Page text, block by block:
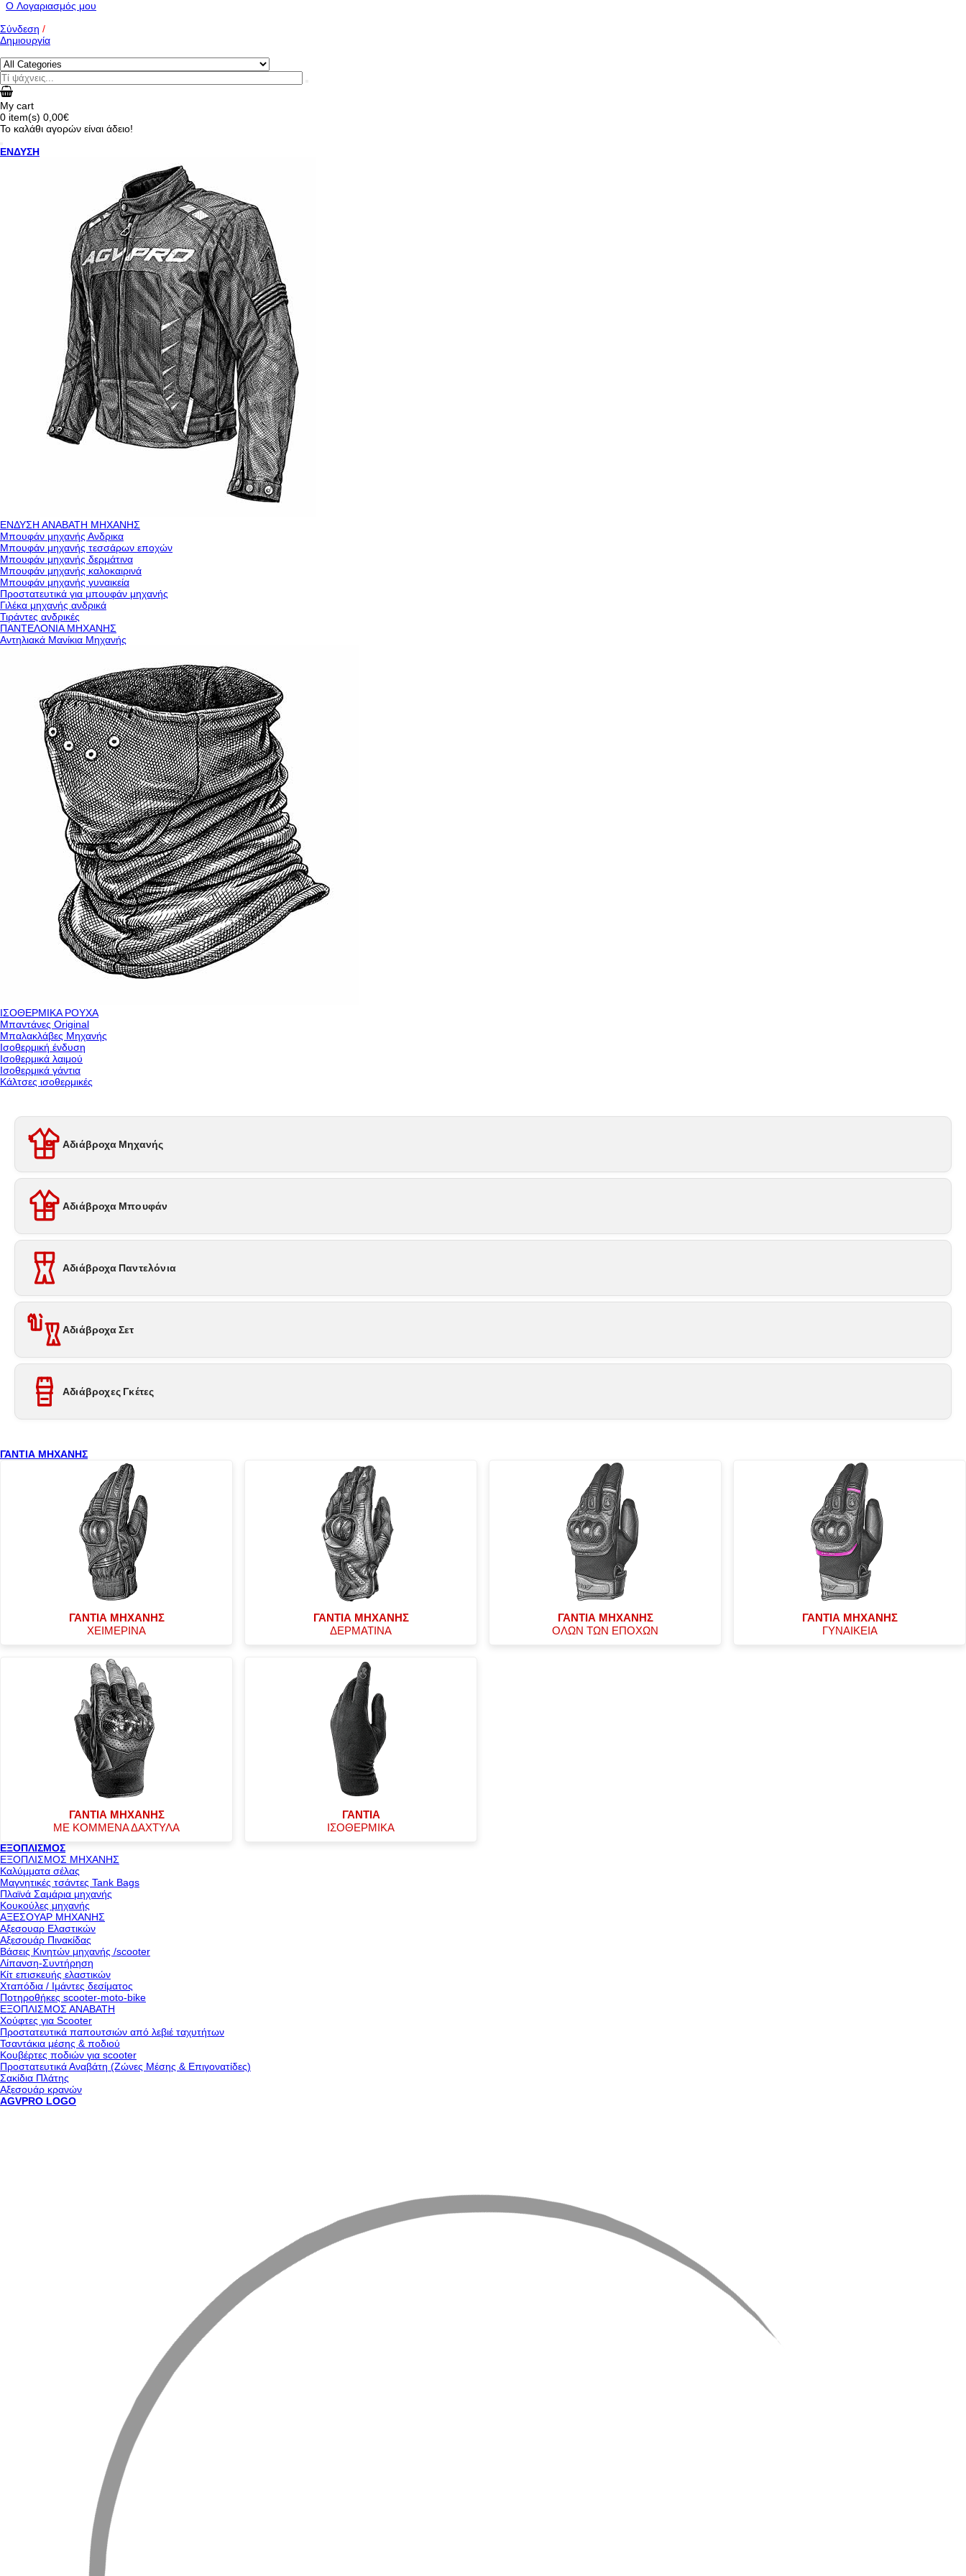
O Λογαριασμός μου
Σύνδεση /
Δημιουργία
My cart
0 item(s) 0,00€
Το καλάθι αγορών είναι άδειο!
ΕΝΔΥΣΗ
ΕΝΔΥΣΗ ΑΝΑΒΑΤΗ ΜΗΧΑΝΗΣ
Μπουφάν μηχανής Ανδρικα
Μπουφάν μηχανής τεσσάρων εποχών
Μπουφάν μηχανής δερμάτινα
Μπουφάν μηχανής καλοκαιρινά
Μπουφάν μηχανής γυναικεία
Προστατευτικά για μπουφάν μηχανής
Γιλέκα μηχανής ανδρικά
Τιράντες ανδρικές
ΠΑΝΤΕΛΟΝΙΑ ΜΗΧΑΝΗΣ
Αντηλιακά Μανίκια Μηχανής
ΙΣΟΘΕΡΜΙΚΑ ΡΟΥΧΑ
Μπαντάνες Original
Μπαλακλάβες Μηχανής
Ισοθερμική ένδυση
Ισοθερμικά λαιμού
Ισοθερμικά γάντια
Κάλτσες ισοθερμικές
Αδιάβροχα Μηχανής
Αδιάβροχα Μπουφάν
Αδιάβροχα Παντελόνια
Αδιάβροχα Σετ
Αδιάβροχες Γκέτες
ΓΑΝΤΙΑ ΜΗΧΑΝΗΣ
ΓΑΝΤΙΑ ΜΗΧΑΝΗΣ
ΧΕΙΜΕΡΙΝΑ
ΓΑΝΤΙΑ ΜΗΧΑΝΗΣ
ΔΕΡΜΑΤΙΝΑ
ΓΑΝΤΙΑ ΜΗΧΑΝΗΣ
ΟΛΩΝ ΤΩΝ ΕΠΟΧΩΝ
ΓΑΝΤΙΑ ΜΗΧΑΝΗΣ
ΓΥΝΑΙΚΕΙΑ
ΓΑΝΤΙΑ ΜΗΧΑΝΗΣ
ΜΕ ΚΟΜΜΕΝΑ ΔΑΧΤΥΛΑ
ΓΑΝΤΙΑ
ΙΣΟΘΕΡΜΙΚΑ
ΕΞΟΠΛΙΣΜΟΣ
ΕΞΟΠΛΙΣΜΟΣ ΜΗΧΑΝΗΣ
Καλύμματα σέλας
Μαγνητικές τσάντες Tank Bags
Πλαϊνά Σαμάρια μηχανής
Κουκούλες μηχανής
ΑΞΕΣΟΥΑΡ ΜΗΧΑΝΗΣ
Αξεσουαρ Ελαστικών
Αξεσουάρ Πινακίδας
Βάσεις Κινητών μηχανής /scooter
Λίπανση-Συντήρηση
Κίτ επισκευής ελαστικών
Χταπόδια / Ιμάντες δεσίματος
Ποτηροθήκες scooter-moto-bike
ΕΞΟΠΛΙΣΜΟΣ ΑΝΑΒΑΤΗ
Χούφτες για Scooter
Προστατευτικά παπουτσιών από λεβιέ ταχυτήτων
Τσαντάκια μέσης & ποδιού
Κουβέρτες ποδιών για scooter
Προστατευτικά Αναβάτη (Ζώνες Μέσης & Επιγονατίδες)
Σακίδια Πλάτης
Αξεσουάρ κρανών
AGVPRO LOGO